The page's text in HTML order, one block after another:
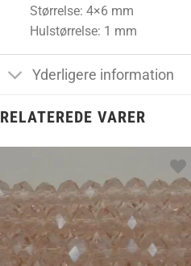
Størrelse: 4×6 mm
Hulstørrelse: 1 mm
Yderligere information
RELATEREDE VARER